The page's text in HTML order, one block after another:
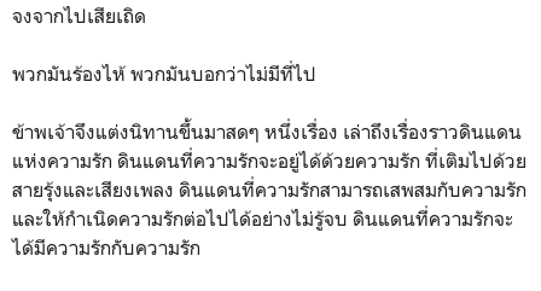
จงจากไปเสียเถิด
พวกมันร้องไห้ พวกมันบอกว่าไม่มีที่ไป
ข้าพเจ้าจึงแต่งนิทานขึ้นมาสดๆ หนึ่งเรื่อง เล่าถึงเรื่องราวดินแดน
แห่งความรัก ดินแดนที่ความรักจะอยู่ได้ด้วยความรัก ที่เติมไปด้วย
สายรุ้งและเสียงเพลง ดินแดนที่ความรักสามารถเสพสมกับความรัก
และให้กำเนิดความรักต่อไปได้อย่างไม่รู้จบ ดินแดนที่ความรักจะ
ได้มีความรักกับความรัก